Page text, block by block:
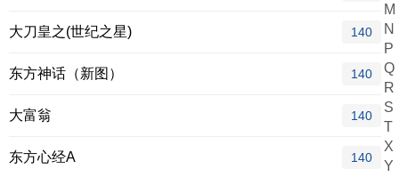
大刀皇之(世纪之星) 140
东方神话（新图） 140
大富翁 140
东方心经A 140
M
N
P
Q
R
S
T
X
Y